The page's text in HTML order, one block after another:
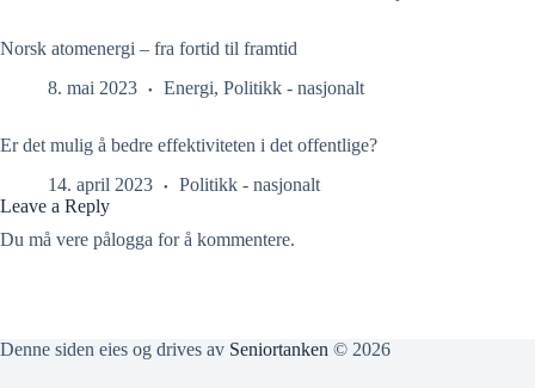
Norsk atomenergi – fra fortid til framtid
8. mai 2023
Energi, Politikk - nasjonalt
Er det mulig å bedre effektiviteten i det offentlige?
14. april 2023
Politikk - nasjonalt
Leave a Reply
Du må vere pålogga for å kommentere.
Denne siden eies og drives av Seniortanken © 2026